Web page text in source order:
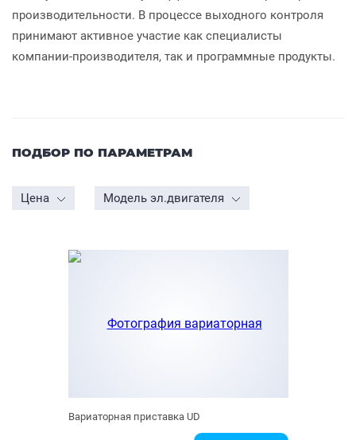
производительности. В процессе выходного контроля
принимают активное участие как специалисты
компании-производителя, так и программные продукты.
ПОДБОР ПО ПАРАМЕТРАМ
Цена Модель эл.двигателя
Вариаторная приставка UD